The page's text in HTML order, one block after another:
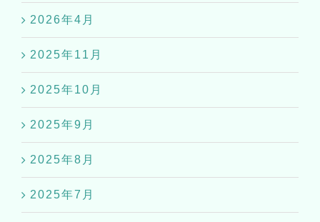
2026年4月
2025年11月
2025年10月
2025年9月
2025年8月
2025年7月